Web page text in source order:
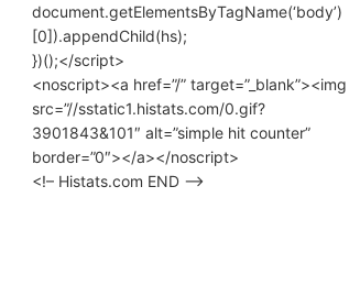
document.getElementsByTagName(‘body’)
[0]).appendChild(hs);
})();</script>
<noscript><a href=”/” target=”_blank”><img
src=”//sstatic1.histats.com/0.gif?
3901843&101″ alt=”simple hit counter”
border=”0″></a></noscript>
<!– Histats.com END –>